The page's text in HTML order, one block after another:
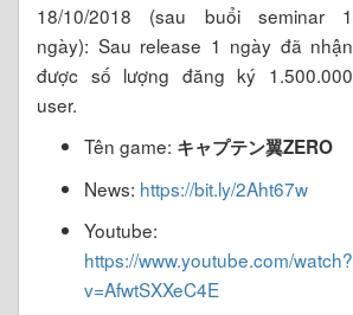
18/10/2018 (sau buổi seminar 1
ngày): Sau release 1 ngày đã nhận
được số lượng đăng ký 1.500.000
user.
Tên game: キャプテン翼ZERO
News: https://bit.ly/2Aht67w
Youtube:
https://www.youtube.com/watch?
v=AfwtSXXeC4E